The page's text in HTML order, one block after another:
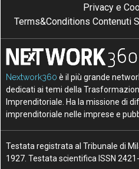
Privacy e
Terms&Conditions Contenuti
Nextwork360 è il più grande
dedicati ai temi della
Imprenditoriale. Ha la missione di
imprenditoriale nelle imprese e
Testata registrata al Tribunale di
1927. Testata scientifica ISSN